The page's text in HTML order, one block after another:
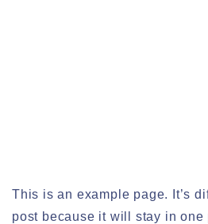
This is an example page. It’s
post because it will stay in